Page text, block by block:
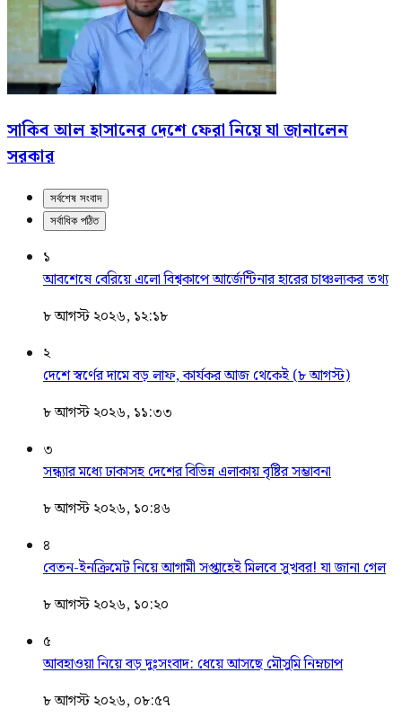
সাকিব আল হাসানের দেশে ফেরা নিয়ে যা জানালেন
সরকার
সর্বশেষ সংবাদ
সর্বাধিক পঠিত
১
আবশেষে বেরিয়ে এলো বিশ্বকাপে আর্জেন্টিনার হারের চাঞ্চল্যকর তথ্য
৮ আগস্ট ২০২৬, ১২:১৮
২
দেশে স্বর্ণের দামে বড় লাফ, কার্যকর আজ থেকেই (৮ আগস্ট)
৮ আগস্ট ২০২৬, ১১:৩৩
৩
সন্ধ্যার মধ্যে ঢাকাসহ দেশের বিভিন্ন এলাকায় বৃষ্টির সম্ভাবনা
৮ আগস্ট ২০২৬, ১০:৪৬
৪
বেতন-ইনক্রিমেট নিয়ে আগামী সপ্তাহেই মিলবে সুখবর! যা জানা গেল
৮ আগস্ট ২০২৬, ১০:২০
৫
আবহাওয়া নিয়ে বড় দুঃসংবাদ: ধেয়ে আসছে মৌসুমি নিম্নচাপ
৮ আগস্ট ২০২৬, ০৮:৫৭